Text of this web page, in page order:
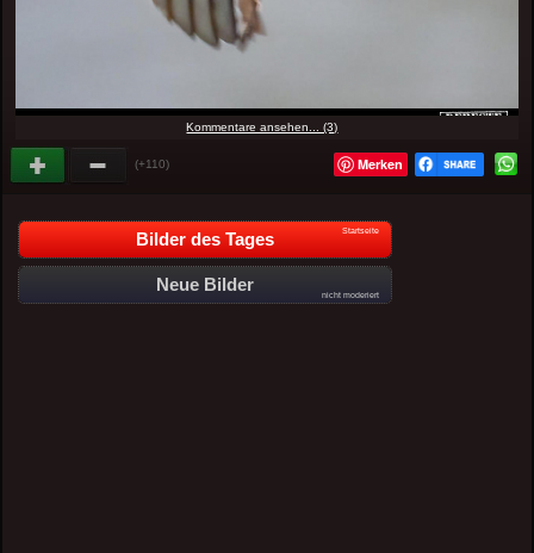
Kommentare ansehen... (3)
(+110) Merken
Bilder des Tages Startseite
Neue Bilder
nicht moderiert